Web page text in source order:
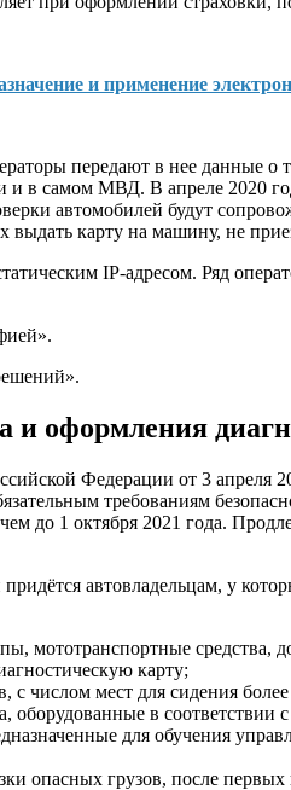
и применение
передают в нее данные о
и в самом МВД. В апреле 2020
автомобилей будут
выдать карту на машину, не
IP-адресом. Ряд
.
.
и оформления
Федерации от 3 апреля
требованиям
до 1 октября 2021 года.
автовладельцам, у
мототранспортные средства,
карту;
числом мест для сидения
в соответствии
для обучения
опасных грузов, после первых